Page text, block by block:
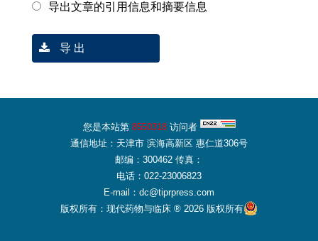
导出文章的引用信息和摘要信息
导 出
您是本站第 8550318访问者
通信地址：天津市 滨海高新区 惠仁道306号
邮编：300462 传真：
电话：022-23006823
E-mail：dc@tiprpress.com
版权所有：现代药物与临床 ® 2026 版权所有